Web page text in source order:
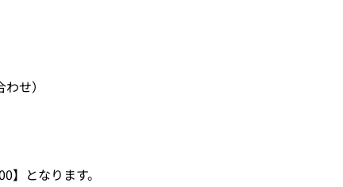
せ）
となります。